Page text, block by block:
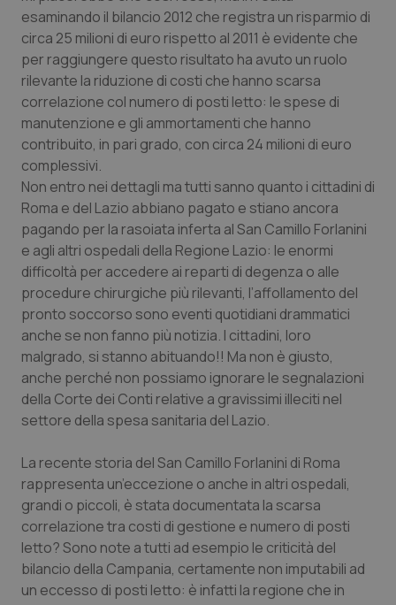
Tumore ovarico
Tumori del Polmone & Testa Collo
Tumori gastrointestinali
Ulcera & Reflusso
Vaccini
esaminando il bilancio 2012 che registra un risparmio di
circa 25 milioni di euro rispetto al 2011 è evidente che
per raggiungere questo risultato ha avuto un ruolo
rilevante la riduzione di costi che hanno scarsa
correlazione col numero di posti letto: le spese di
manutenzione e gli ammortamenti che hanno
contribuito, in pari grado, con circa 24 milioni di euro
complessivi.
Non entro nei dettagli ma tutti sanno quanto i cittadini di
Roma e del Lazio abbiano pagato e stiano ancora
pagando per la rasoiata inferta al San Camillo Forlanini
e agli altri ospedali della Regione Lazio: le enormi
difficoltà per accedere ai reparti di degenza o alle
procedure chirurgiche più rilevanti, l’affollamento del
pronto soccorso sono eventi quotidiani drammatici
anche se non fanno più notizia. I cittadini, loro
malgrado, si stanno abituando!! Ma non è giusto,
anche perché non possiamo ignorare le segnalazioni
della Corte dei Conti relative a gravissimi illeciti nel
settore della spesa sanitaria del Lazio.
La recente storia del San Camillo Forlanini di Roma
rappresenta un’eccezione o anche in altri ospedali,
grandi o piccoli, è stata documentata la scarsa
correlazione tra costi di gestione e numero di posti
letto? Sono note a tutti ad esempio le criticità del
bilancio della Campania, certamente non imputabili ad
un eccesso di posti letto: è infatti la regione che in